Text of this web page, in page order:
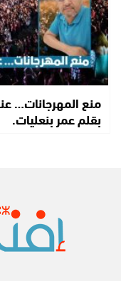
منع المهرجانات…
بقلم عمر بنعليات.